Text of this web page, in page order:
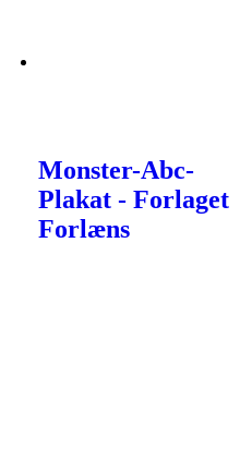
Monster-Abc-
Plakat - Forlaget
Forlæns